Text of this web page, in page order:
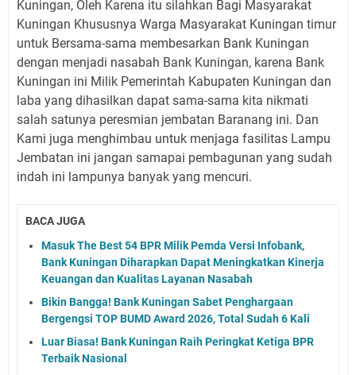
Kuningan, Oleh Karena itu silahkan Bagi Masyarakat
Kuningan Khususnya Warga Masyarakat Kuningan timur
untuk Bersama-sama membesarkan Bank Kuningan
dengan menjadi nasabah Bank Kuningan, karena Bank
Kuningan ini Milik Pemerintah Kabupaten Kuningan dan
laba yang dihasilkan dapat sama-sama kita nikmati
salah satunya peresmian jembatan Baranang ini. Dan
Kami juga menghimbau untuk menjaga fasilitas Lampu
Jembatan ini jangan samapai pembagunan yang sudah
indah ini lampunya banyak yang mencuri.
BACA JUGA
Masuk The Best 54 BPR Milik Pemda Versi Infobank,
Bank Kuningan Diharapkan Dapat Meningkatkan Kinerja
Keuangan dan Kualitas Layanan Nasabah
Bikin Bangga! Bank Kuningan Sabet Penghargaan
Bergengsi TOP BUMD Award 2026, Total Sudah 6 Kali
Luar Biasa! Bank Kuningan Raih Peringkat Ketiga BPR
Terbaik Nasional